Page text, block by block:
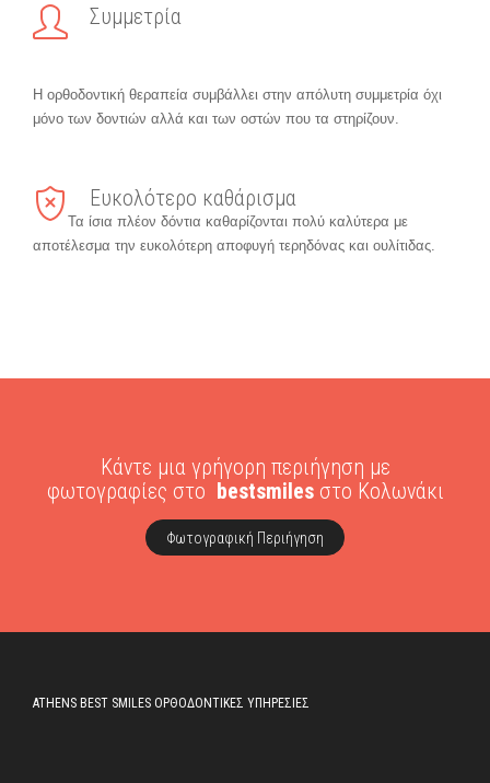
Συμμετρία
Η ορθοδοντική θεραπεία συμβάλλει στην απόλυτη συμμετρία όχι
μόνο των δοντιών αλλά και των οστών που τα στηρίζουν.
Ευκολότερο καθάρισμα
Τα ίσια πλέον δόντια καθαρίζονται πολύ καλύτερα με
αποτέλεσμα την ευκολότερη αποφυγή τερηδόνας και ουλίτιδας.
Κάντε μια γρήγορη περιήγηση με
φωτογραφίες στο bestsmilesστο Κολωνάκι
Φωτογραφική Περιήγηση
ATHENS BEST SMILES ΟΡΘΟΔΟΝΤΙΚΕΣ ΥΠΗΡΕΣΙΕΣ